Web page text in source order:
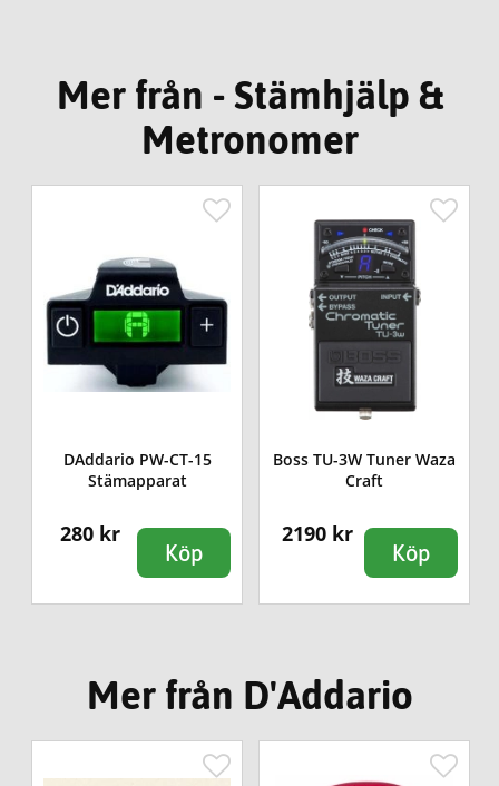
Mer från - Stämhjälp &
Metronomer
DAddario PW-CT-15
Stämapparat
280 kr
Köp
Boss TU-3W Tuner Waza
Craft
2190 kr
Köp
Mer från D'Addario